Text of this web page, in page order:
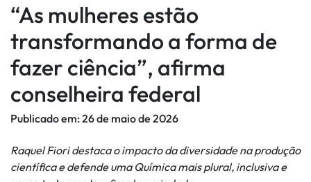
“As mulheres estão
transformando a forma de
fazer ciência”, afirma
conselheira federal
Publicado em:26 de maio de 2026
Raquel Fiori destaca o impacto da diversidade na produção
científica e defende uma Química mais plural, inclusiva e